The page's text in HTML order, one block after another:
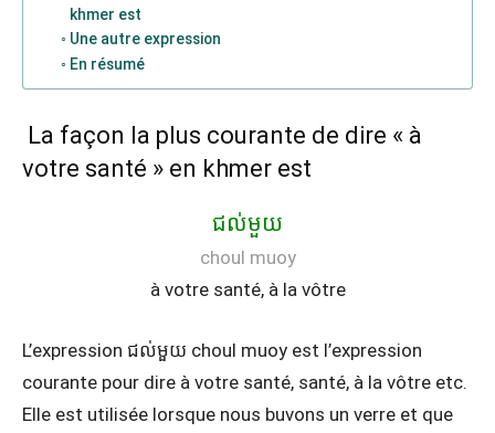
khmer est
Une autre expression
En résumé
La façon la plus courante de dire « à
votre santé » en khmer est
ជល់មួយ
choul muoy
à votre santé, à la vôtre
L’expression ជល់មួយ choul muoy est l’expression
courante pour dire à votre santé, santé, à la vôtre etc.
Elle est utilisée lorsque nous buvons un verre et que